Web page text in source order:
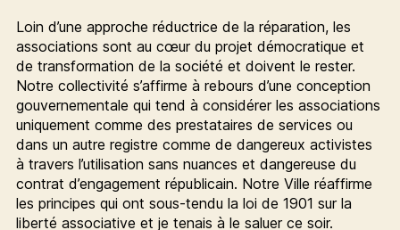
Loin d’une approche réductrice de la réparation, les
associations sont au cœur du projet démocratique et
de transformation de la société et doivent le rester.
Notre collectivité s’affirme à rebours d’une conception
gouvernementale qui tend à considérer les associations
uniquement comme des prestataires de services ou
dans un autre registre comme de dangereux activistes
à travers l’utilisation sans nuances et dangereuse du
contrat d’engagement républicain. Notre Ville réaffirme
les principes qui ont sous-tendu la loi de 1901 sur la
liberté associative et je tenais à le saluer ce soir.